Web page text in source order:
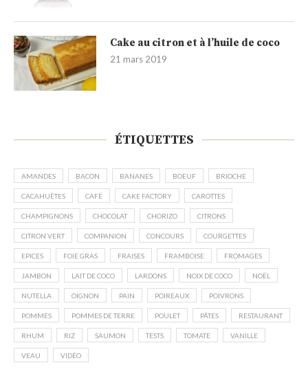
Cake au citron et à l’huile de coco
21 mars 2019
ÉTIQUETTES
AMANDES BACON BANANES BOEUF BRIOCHE
CACAHUÈTES CAFÉ CAKE FACTORY CAROTTES
CHAMPIGNONS CHOCOLAT CHORIZO CITRONS
CITRON VERT COMPANION CONCOURS COURGETTES
EPICES FOIE GRAS FRAISES FRAMBOISE FROMAGES
JAMBON LAIT DE COCO LARDONS NOIX DE COCO NOËL
NUTELLA OIGNON PAIN POIREAUX POIVRONS
POMMES POMMES DE TERRE POULET PÂTES RESTAURANT
RHUM RIZ SAUMON TESTS TOMATE VANILLE
VEAU VIDÉO